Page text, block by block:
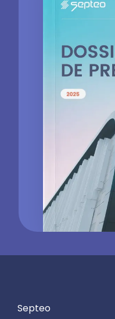
Septeo